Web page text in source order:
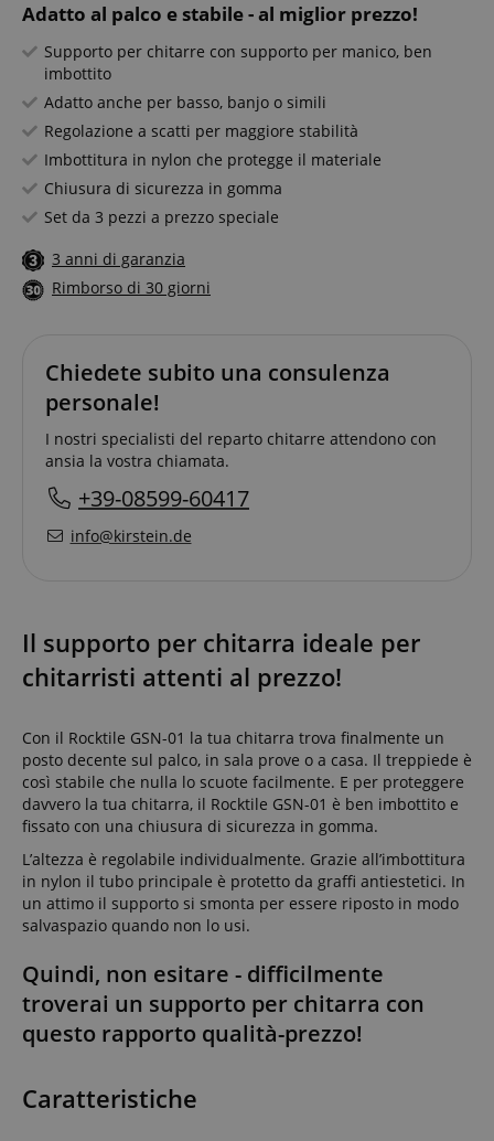
Adatto al palco e stabile - al miglior prezzo!
Supporto per chitarre con supporto per manico, ben
imbottito
Adatto anche per basso, banjo o simili
Regolazione a scatti per maggiore stabilità
Imbottitura in nylon che protegge il materiale
Chiusura di sicurezza in gomma
Set da 3 pezzi a prezzo speciale
3 anni di garanzia
Rimborso di 30 giorni
Chiedete subito una consulenza
personale!
I nostri specialisti del reparto chitarre attendono con
ansia la vostra chiamata.
+39-08599-60417
info@kirstein.de
Il supporto per chitarra ideale per
chitarristi attenti al prezzo!
Con il Rocktile GSN-01 la tua chitarra trova finalmente un
posto decente sul palco, in sala prove o a casa. Il treppiede è
così stabile che nulla lo scuote facilmente. E per proteggere
davvero la tua chitarra, il Rocktile GSN-01 è ben imbottito e
fissato con una chiusura di sicurezza in gomma.
L’altezza è regolabile individualmente. Grazie all’imbottitura
in nylon il tubo principale è protetto da graffi antiestetici. In
un attimo il supporto si smonta per essere riposto in modo
salvaspazio quando non lo usi.
Quindi, non esitare - difficilmente
troverai un supporto per chitarra con
questo rapporto qualità-prezzo!
Caratteristiche